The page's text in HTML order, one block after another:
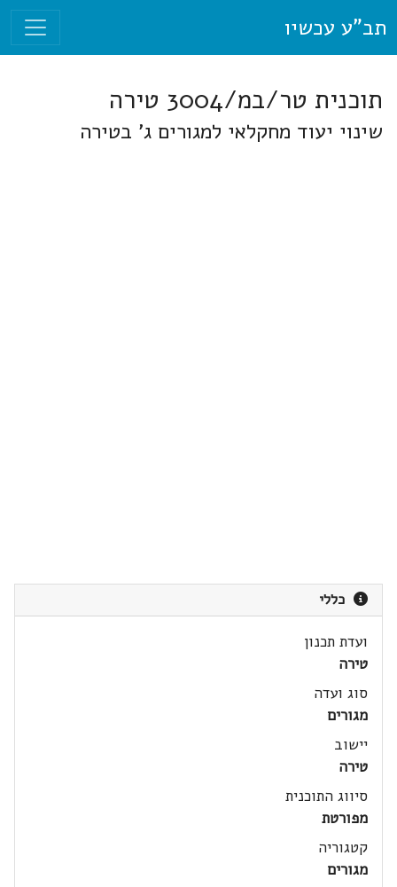
תב"ע עכשיו
תוכנית טר/במ/3004 טירה
שינוי יעוד מחקלאי למגורים ג' בטירה
כללי
ועדת תכנון
טירה
סוג ועדה
מגורים
יישוב
טירה
סיווג התוכנית
מפורטת
קטגוריה
מגורים